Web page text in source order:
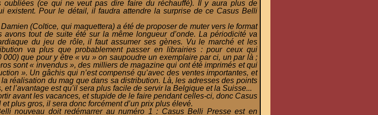
oubliées (ce qui ne veut pas dire faire du réchauffé). Il y aura plus de
existent. Pour le détail, il faudra attendre la surprise de ce Casus Belli
(Coltice, qui maquettera) a été de proposer de muter vers le format
tout de suite été sur la même longueur d’onde. La périodicité va
du jeu de rôle, il faut assumer ses gènes. Vu le marché et les
va plus que probablement passer en librairies : pour ceux qui
que pour y être « vu » on saupoudre un exemplaire par ci, un par là ;
sont « invendus », des milliers de magazine qui ont été imprimés et qui
». Un gâchis qui n’est compensé qu’avec des ventes importantes, et
réalisation du mag que dans sa distribution. Là, les adresses des points
l’avantage est qu’il sera plus facile de servir la Belgique et la Suisse...
avant les vacances, et stupide de le faire pendant celles-ci, donc Casus
plus gros, il sera donc forcément d’un prix plus élevé.
nouveau doit redémarrer au numéro 1 : Casus Belli Presse est en